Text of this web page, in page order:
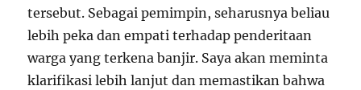
tersebut. Sebagai pemimpin, seharusnya beliau
lebih peka dan empati terhadap penderitaan
warga yang terkena banjir. Saya akan meminta
klarifikasi lebih lanjut dan memastikan bahwa